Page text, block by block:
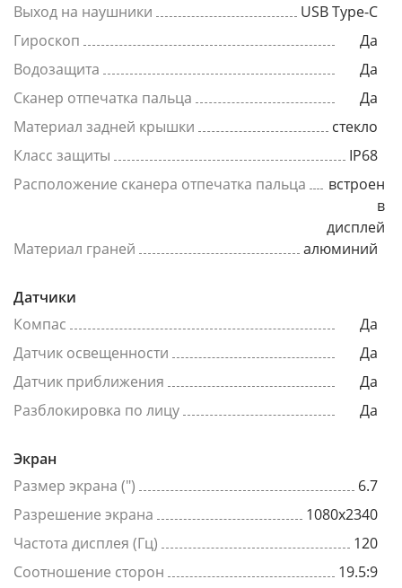
Выход на наушники
USB Type-C
Гироскоп
Да
Водозащита
Да
Сканер отпечатка пальца
Да
Материал задней крышки
стекло
Класс защиты
IP68
Расположение сканера отпечатка пальца
встроен
в
дисплей
Материал граней
алюминий
Датчики
Компас
Да
Датчик освещенности
Да
Датчик приближения
Да
Разблокировка по лицу
Да
Экран
Размер экрана (")
6.7
Разрешение экрана
1080x2340
Частота дисплея (Гц)
120
Соотношение сторон
19.5:9